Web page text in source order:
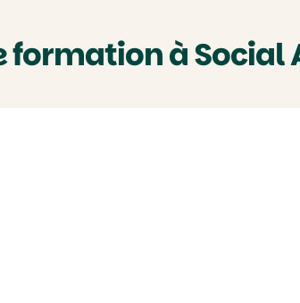
formation à Social